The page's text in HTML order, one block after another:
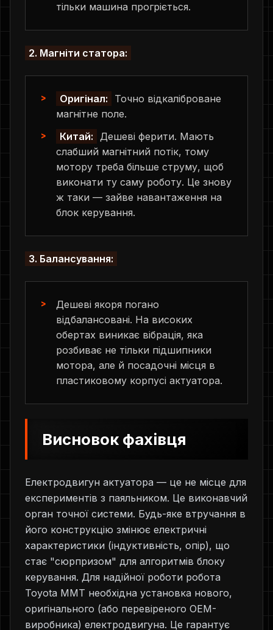
тільки машина прогріється.
2. Магніти статора:
Оригінал:
Точно відкаліброване
магнітне поле.
Китай: Дешеві ферити. Мають
слабший магнітний потік, тому
мотору треба більше струму, щоб
виконати ту саму роботу. Це знову
ж таки — зайве навантаження на
блок керування.
3. Балансування:
Дешеві якоря погано
відбалансовані. На високих
обертах виникає вібрація, яка
розбиває не тільки підшипники
мотора, але й посадочні місця в
пластиковому корпусі актуатора.
Висновок фахівця
Електродвигун актуатора — це не місце для
експериментів з паяльником. Це виконавчий
орган точної системи. Будь-яке втручання в
його конструкцію змінює електричні
характеристики (індуктивність, опір), що
стає "сюрпризом" для алгоритмів блоку
керування. Для надійної роботи робота
Toyota MMT необхідна установка нового,
оригінального (або перевіреного OEM-
виробника) електродвигуна. Це гарантує